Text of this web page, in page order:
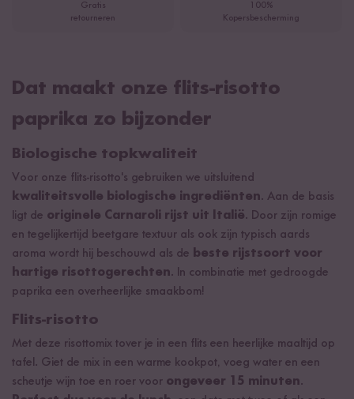
Gratis
retourneren
100%
Kopersbescherming
Dat maakt onze flits-risotto
paprika zo bijzonder
Biologische topkwaliteit
Voor onze flits-risotto's gebruiken we uitsluitend
kwaliteitsvolle biologische ingrediënten. Aan de basis
ligt de originele Carnaroli rijst uit Italië. Door zijn romige
en tegelijkertijd beetgare textuur als ook zijn typisch aards
aroma wordt hij beschouwd als de beste rijstsoort voor
hartige risottogerechten. In combinatie met gedroogde
paprika een overheerlijke smaakbom!
Flits-risotto
Met deze risottomix tover je in een flits een heerlijke maaltijd op
tafel. Giet de mix in een warme kookpot, voeg water en een
scheutje wijn toe en roer voor ongeveer 15 minuten.